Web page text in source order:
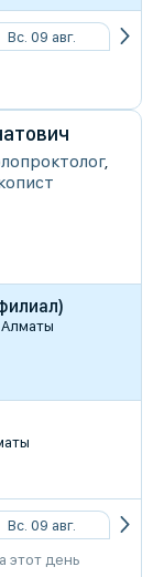
Вс. 09 авг.
,
Алматы
Вс. 09 авг.
этот день